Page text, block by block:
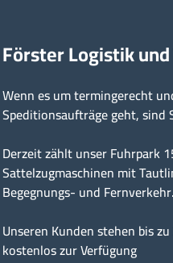
Förster Logistik
Wenn es um termingerecht
Speditionsaufträge geht, sind
Derzeit zählt unser Fuhrpark
Sattelzugmaschinen mit
Begegnungs- und Fernverkehr.
Unseren Kunden stehen bis
kostenlos zur Verfügung